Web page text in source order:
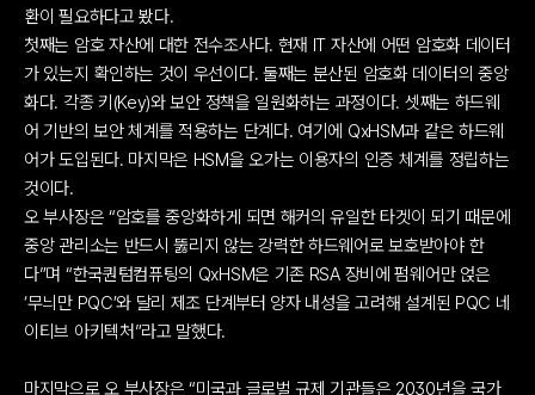
환이 필요하다고 봤다.
첫째는 암호 자산에 대한 전수조사다. 현재 IT 자산에 어떤 암호화 데이터
가 있는지 확인하는 것이 우선이다. 둘째는 분산된 암호화 데이터의 중앙
화다. 각종 키(Key)와 보안 정책을 일원화하는 과정이다. 셋째는 하드웨
어 기반의 보안 체계를 적용하는 단계다. 여기에 QxHSM과 같은 하드웨
어가 도입된다. 마지막은 HSM을 오가는 이용자의 인증 체계를 정립하는
것이다.
오 부사장은 “암호를 중앙화하게 되면 해커의 유일한 타겟이 되기 때문에
중앙 관리소는 반드시 뚫리지 않는 강력한 하드웨어로 보호받아야 한
다”며 “한국퀀텀컴퓨팅의 QxHSM은 기존 RSA 장비에 펌웨어만 얹은
‘무늬만 PQC’와 달리 제조 단계부터 양자 내성을 고려해 설계된 PQC 네
이티브 아키텍처”라고 말했다.
마지막으로 오 부사장은 “미국과 글로벌 규제 기관들은 2030년을 국가